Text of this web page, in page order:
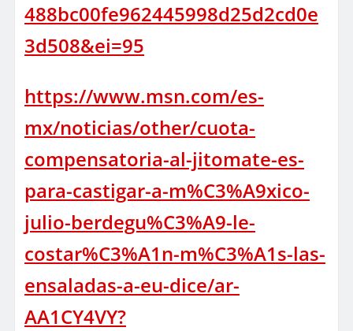
488bc00fe962445998d25d2cd0e
3d508&ei=95
https://www.msn.com/es-
mx/noticias/other/cuota-
compensatoria-al-jitomate-es-
para-castigar-a-m%C3%A9xico-
julio-berdegu%C3%A9-le-
costar%C3%A1n-m%C3%A1s-las-
ensaladas-a-eu-dice/ar-
AA1CY4VY?